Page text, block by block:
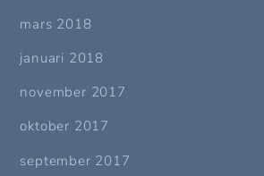
mars 2018
januari 2018
november 2017
oktober 2017
september 2017